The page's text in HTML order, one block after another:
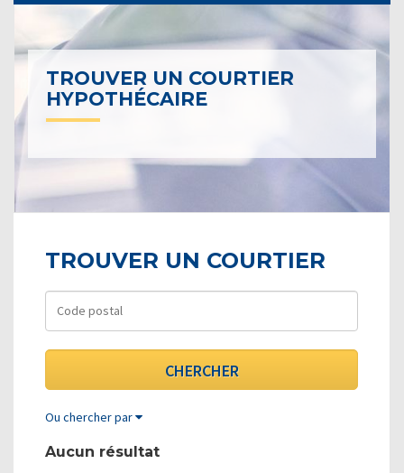
TROUVER UN COURTIER
HYPOTHÉCAIRE
TROUVER UN COURTIER
Ou chercher par
Aucun résultat